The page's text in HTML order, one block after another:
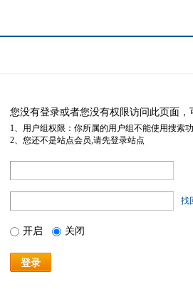
您没有登录或者您没有权限访问此页面
1、用户组权限：你所属的用户组不能使用搜索
2、您还不是站点会员,请先登录站点
找
开启 关闭
登录